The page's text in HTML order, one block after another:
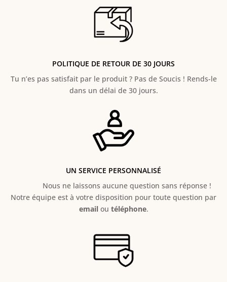
POLITIQUE DE RETOUR DE 30 JOURS
Tu n’es pas satisfait par le produit ? Pas de Soucis ! Rends-le
dans un délai de 30 jours.
UN SERVICE PERSONNALISÉ
Nous ne laissons aucune question sans réponse !
Notre équipe est à votre disposition pour toute question par
emailou téléphone.